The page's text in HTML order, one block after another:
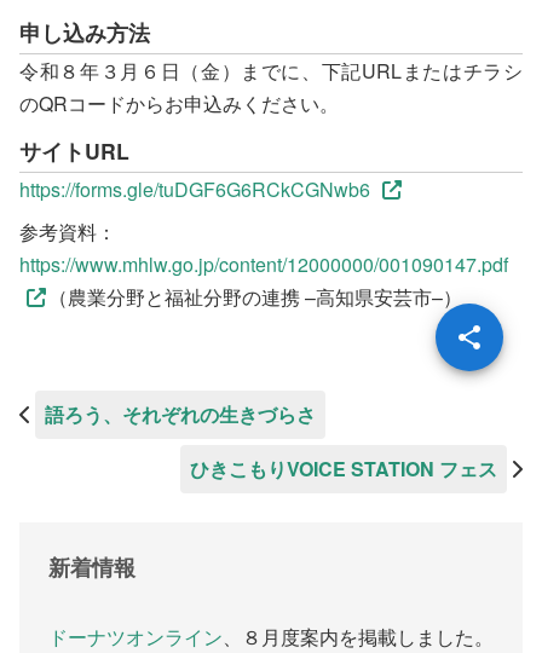
申し込み方法
令和８年３月６日（金）までに、下記URLまたはチラシ
のQRコードからお申込みください。
サイトURL
https://forms.gle/tuDGF6G6RCkCGNwb6
参考資料：
https://www.mhlw.go.jp/content/12000000/001090147.pdf
（農業分野と福祉分野の連携 –高知県安芸市–）
語ろう、それぞれの生きづらさ
ひきこもりVOICE STATION フェス
新着情報
ドーナツオンライン、８月度案内を掲載しました。